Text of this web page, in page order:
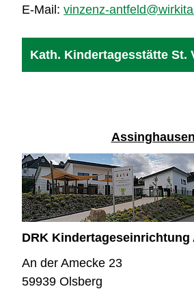
E-Mail: vinzenz-
Kath. Kindertagesstätte St.
Assinghausen
DRK Kindertageseinrichtung
An der Amecke 23
59939 Olsberg